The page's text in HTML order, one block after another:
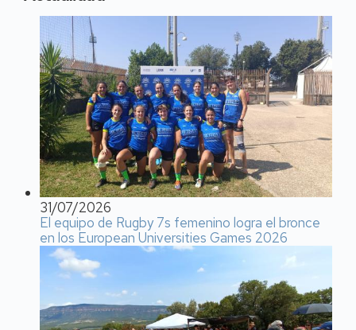
31/07/2026
El equipo de Rugby 7s femenino logra el bronce
en los European Universities Games 2026